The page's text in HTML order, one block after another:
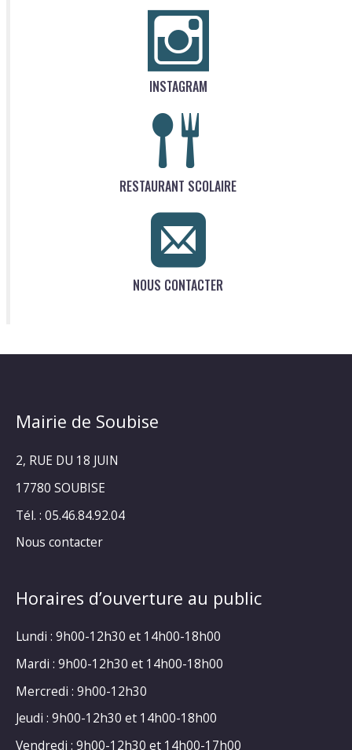
INSTAGRAM
RESTAURANT SCOLAIRE
NOUS CONTACTER
Mairie de Soubise
2, RUE DU 18 JUIN
17780 SOUBISE
Tél. : 05.46.84.92.04
Nous contacter
Horaires d’ouverture au public
Lundi : 9h00-12h30 et 14h00-18h00
Mardi : 9h00-12h30 et 14h00-18h00
Mercredi : 9h00-12h30
Jeudi : 9h00-12h30 et 14h00-18h00
Vendredi : 9h00-12h30 et 14h00-17h00